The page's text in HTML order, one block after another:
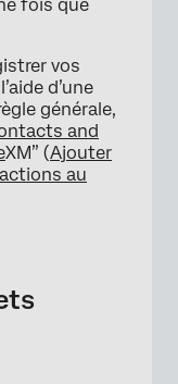
fois que
vos
d’une
générale,
and
XM” (Ajouter
au